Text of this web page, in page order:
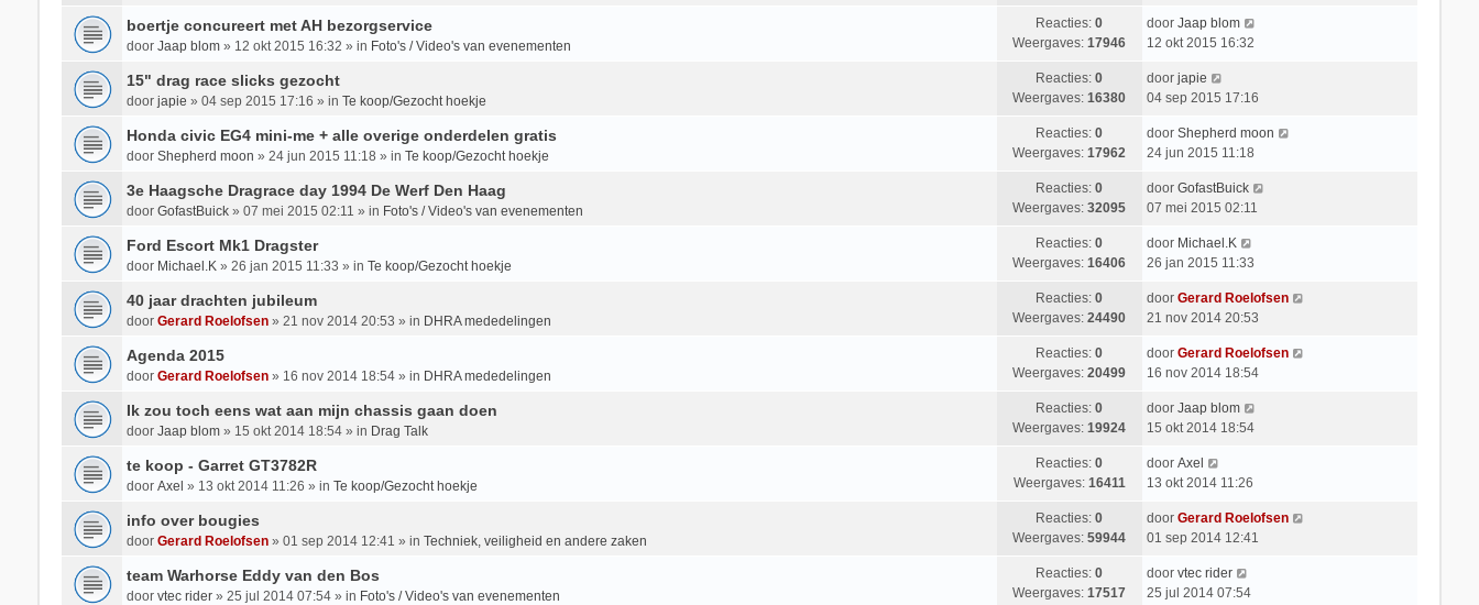
boertje concureert met AH bezorgservice
door Jaap blom» 12 okt 2015 16:32 » in Foto's / Video's van evenementen
Reacties:0
Weergaves:17946
door Jaap blom
12 okt 2015 16:32
15" drag race slicks gezocht
door japie » 04 sep 2015 17:16 » in Te koop/Gezocht hoekje
Reacties:0
Weergaves:16380
door japie
04 sep 2015 17:16
Honda civic EG4 mini-me + alle overige onderdelen gratis
door Shepherd moon » 24 jun 2015 11:18 » in Te koop/Gezocht hoekje
Reacties:0
Weergaves:17962
door Shepherd moon
24 jun 2015 11:18
3e Haagsche Dragrace day 1994 De Werf Den Haag
door GofastBuick» 07 mei 2015 02:11 » in Foto's / Video's van evenementen
Reacties:0
Weergaves:32095
door GofastBuick
07 mei 2015 02:11
Ford Escort Mk1 Dragster
door Michael.K» 26 jan 2015 11:33 » in Te koop/Gezocht hoekje
Reacties:0
Weergaves:16406
door Michael.K
26 jan 2015 11:33
40 jaar drachten jubileum
door Gerard Roelofsen» 21 nov 2014 20:53 » in DHRA mededelingen
Reacties:0
Weergaves:24490
door Gerard Roelofsen
21 nov 2014 20:53
Agenda 2015
door Gerard Roelofsen» 16 nov 2014 18:54» in DHRA mededelingen
Reacties:0
Weergaves:20499
door Gerard Roelofsen
16 nov 2014 18:54
Ik zou toch eens wat aan mijn chassis gaan doen
door Jaap blom» 15 okt 2014 18:54» in Drag Talk
Reacties:0
Weergaves:19924
door Jaap blom
15 okt 2014 18:54
te koop - Garret GT3782R
door Axel » 13 okt 2014 11:26 » in Te koop/Gezocht hoekje
Reacties:0
Weergaves: 16411
door Axel
13 okt 2014 11:26
info over bougies
door Gerard Roelofsen» 01 sep 2014 12:41 » in Techniek, veiligheid en andere zaken
Reacties:0
Weergaves:59944
door Gerard Roelofsen
01 sep 2014 12:41
team Warhorse Eddy van den Bos
door vtec rider» 25 jul 2014 07:54» in Foto's / Video's van evenementen
Reacties:0
Weergaves:17517
door vtec rider
25 jul 2014 07:54